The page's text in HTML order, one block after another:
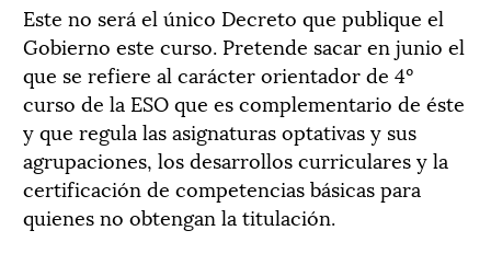
Este no será el único Decreto que publique el
Gobierno este curso. Pretende sacar en junio el
que se refiere al carácter orientador de 4º
curso de la ESO que es complementario de éste
y que regula las asignaturas optativas y sus
agrupaciones, los desarrollos curriculares y la
certificación de competencias básicas para
quienes no obtengan la titulación.